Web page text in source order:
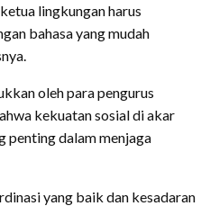
lingkungan harus
bahasa yang mudah
oleh para pengurus
kekuatan sosial di akar
penting dalam menjaga
yang baik dan kesadaran